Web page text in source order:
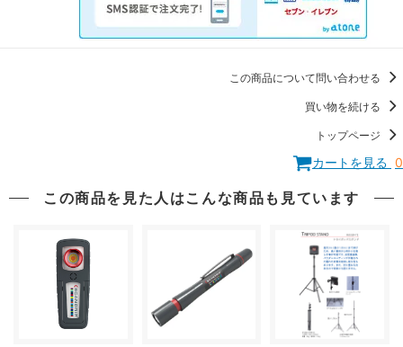
この商品について問い合わせる
買い物を続ける
トップページ
カートを見る 0
この商品を見た人はこんな商品も見ています